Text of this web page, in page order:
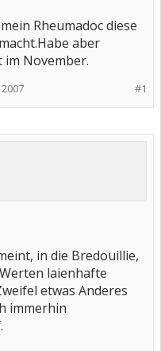
Rheumadoc diese
aber
November.
#1
2007
in die Bredouillie,
laienhafte
etwas Anderes
immerhin